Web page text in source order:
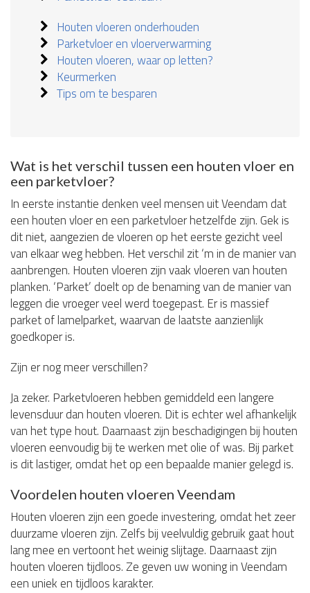
Houten vloeren onderhouden
Parketvloer en vloerverwarming
Houten vloeren, waar op letten?
Keurmerken
Tips om te besparen
Wat is het verschil tussen een houten vloer en
een parketvloer?
In eerste instantie denken veel mensen uit Veendam dat
een houten vloer en een parketvloer hetzelfde zijn. Gek is
dit niet, aangezien de vloeren op het eerste gezicht veel
van elkaar weg hebben. Het verschil zit ‘m in de manier van
aanbrengen. Houten vloeren zijn vaak vloeren van houten
planken. ‘Parket’ doelt op de benaming van de manier van
leggen die vroeger veel werd toegepast. Er is massief
parket of lamelparket, waarvan de laatste aanzienlijk
goedkoper is.
Zijn er nog meer verschillen?
Ja zeker. Parketvloeren hebben gemiddeld een langere
levensduur dan houten vloeren. Dit is echter wel afhankelijk
van het type hout. Daarnaast zijn beschadigingen bij houten
vloeren eenvoudig bij te werken met olie of was. Bij parket
is dit lastiger, omdat het op een bepaalde manier gelegd is.
Voordelen houten vloeren Veendam
Houten vloeren zijn een goede investering, omdat het zeer
duurzame vloeren zijn. Zelfs bij veelvuldig gebruik gaat hout
lang mee en vertoont het weinig slijtage. Daarnaast zijn
houten vloeren tijdloos. Ze geven uw woning in Veendam
een uniek en tijdloos karakter.